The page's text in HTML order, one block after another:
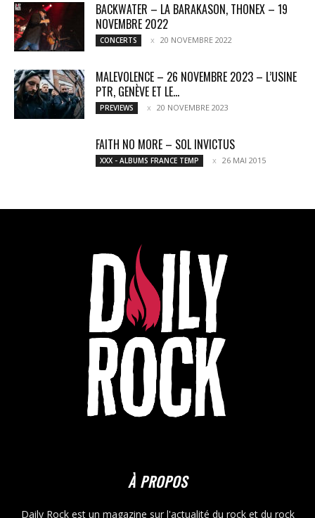
BACKWATER – LA BARAKASON, THONEX – 19
NOVEMBRE 2022
CONCERTS 20 NOVEMBRE 2022
MALEVOLENCE – 26 NOVEMBRE 2023 – L’USINE
PTR, GENÈVE ET LE...
PREVIEWS 20 NOVEMBRE 2023
FAITH NO MORE – SOL INVICTUS
XXX - ALBUMS FRANCE TEMP 26 MAI 2015
À PROPOS
Daily Rock est un magazine sur l'actualité du rock et du rock